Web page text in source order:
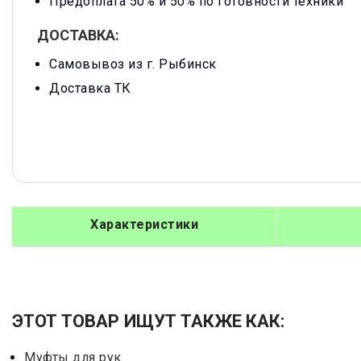
ДОСТАВКА:
Самовывоз из г. Рыбинск
Доставка ТК
Характеристики
ЭТОТ ТОВАР ИЩУТ ТАКЖЕ КАК:
Муфты для рук